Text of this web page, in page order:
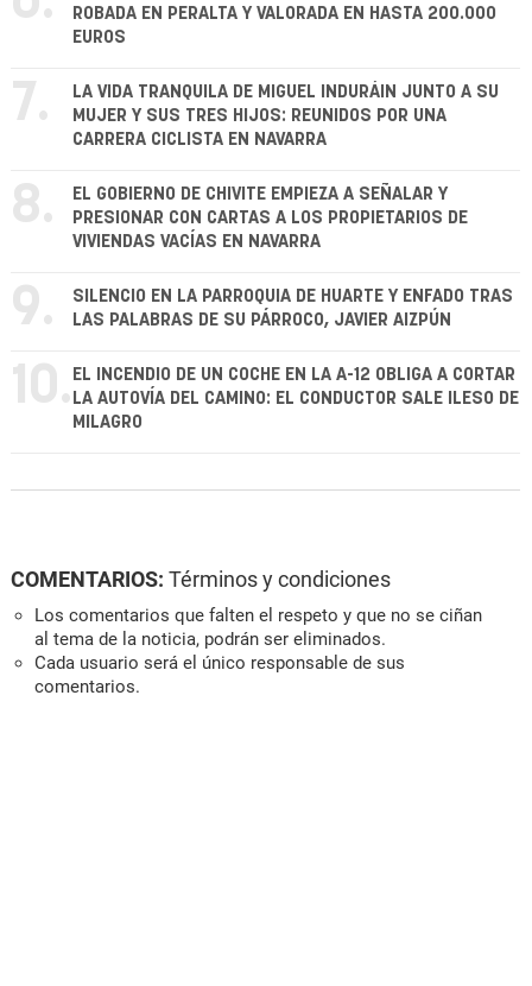
ROBADA EN PERALTA Y VALORADA EN HASTA 200.000
EUROS
7.
LA VIDA TRANQUILA DE MIGUEL INDURÁIN JUNTO A SU
MUJER Y SUS TRES HIJOS: REUNIDOS POR UNA
CARRERA CICLISTA EN NAVARRA
8.
EL GOBIERNO DE CHIVITE EMPIEZA A SEÑALAR Y
PRESIONAR CON CARTAS A LOS PROPIETARIOS DE
VIVIENDAS VACÍAS EN NAVARRA
9.
SILENCIO EN LA PARROQUIA DE HUARTE Y ENFADO TRAS
LAS PALABRAS DE SU PÁRROCO, JAVIER AIZPÚN
10. EL INCENDIO DE UN COCHE EN LA A-12 OBLIGA A CORTAR
LA AUTOVÍA DEL CAMINO: EL CONDUCTOR SALE ILESO DE
MILAGRO
COMENTARIOS: Términos y condiciones
Los comentarios que falten el respeto y que no se ciñan
al tema de la noticia, podrán ser eliminados.
Cada usuario será el único responsable de sus
comentarios.